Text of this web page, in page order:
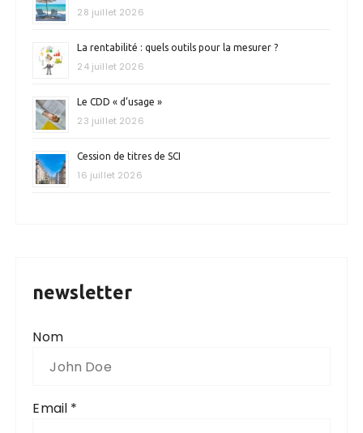
28 juillet 2026
La rentabilité : quels outils pour la mesurer ?
24 juillet 2026
Le CDD « d’usage »
23 juillet 2026
Cession de titres de SCI
16 juillet 2026
newsletter
Nom
Email *